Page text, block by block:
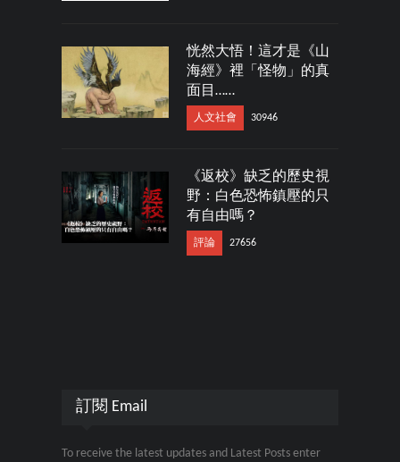
恍然大悟！這才是《山
海經》裡「怪物」的真
面目……
人文社會 30946
《返校》缺乏的歷史視
野：白色恐怖鎮壓的只
有自由嗎？
評論 27656
訂閱 Email
To receive the latest updates and Latest Posts enter